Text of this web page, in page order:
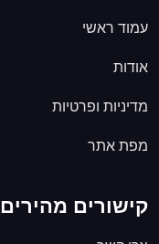
עמוד ראשי
אודות
מדיניות ופרטיות
מפת אתר
קישורים מהירים